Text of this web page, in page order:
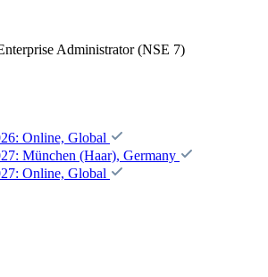
Online, Global
München (Haar), Germany
Online, Global